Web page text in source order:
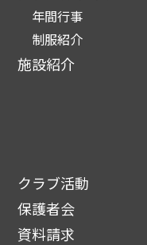
年間行事
制服紹介
施設紹介
クラブ活動
保護者会
資料請求